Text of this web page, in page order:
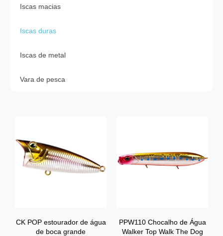
Iscas macias
Iscas duras
Iscas de metal
Vara de pesca
CK POP estourador de água
de boca grande
PPW110 Chocalho de Água
Walker Top Walk The Dog